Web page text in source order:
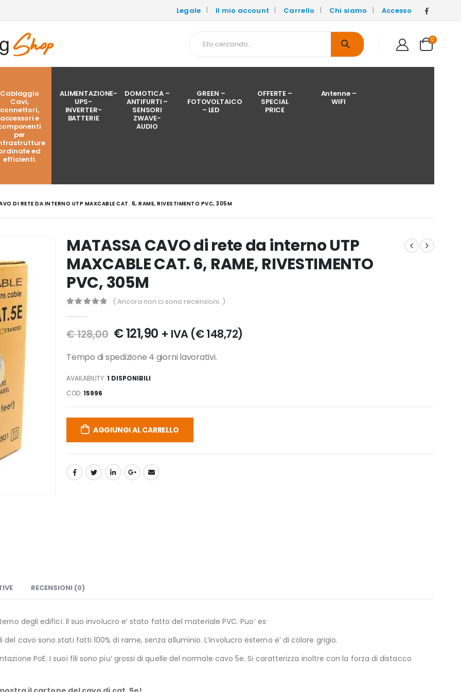
Legale Il mio account Carrello Chi siamo Accesso
0
Cablaggio
Cavi,
connettori,
accessori e
per
ed
efficienti.
ALIMENTAZIONE-
UPS-
INVERTER-
BATTERIE
DOMOTICA –
ANTIFURTI –
SENSORI
ZWAVE-
AUDIO
GREEN –
FOTOVOLTAICO
– LED
OFFERTE –
SPECIAL
PRICE
Antenne –
WIFI
DI RETE DA INTERNO UTP MAXCABLE CAT. 6, RAME, RIVESTIMENTO PVC, 305M
MATASSA CAVO di rete da interno UTP
MAXCABLE CAT. 6, RAME, RIVESTIMENTO
PVC, 305M
( Ancora non ci sono recensioni. )
€128,00 €121,90 + IVA (€148,72)
Tempo di spedizione 4 giorni lavorativi.
AVAILABILITY: 1 DISPONIBILI
COD: 15996
AGGIUNGI AL CARRELLO
RECENSIONI (0)
degli edifici. Il suo involucro e’ stato fatto del materiale PVC. Puo’ es
cavo sono stati fatti 100% di rame, senza alluminio. L’involucro esterno e’ di colore grigio.
PoE. I suoi fili sono piu’ grossi di quelle del normale cavo 5e. Si caratterizza inoltre con la forza di distacco